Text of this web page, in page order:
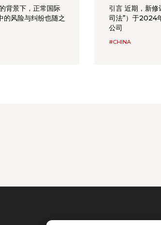
背景下，正常国际
的风险与纠纷也随之
引言 近期，新
司法”）于2024
公司
#CHINA